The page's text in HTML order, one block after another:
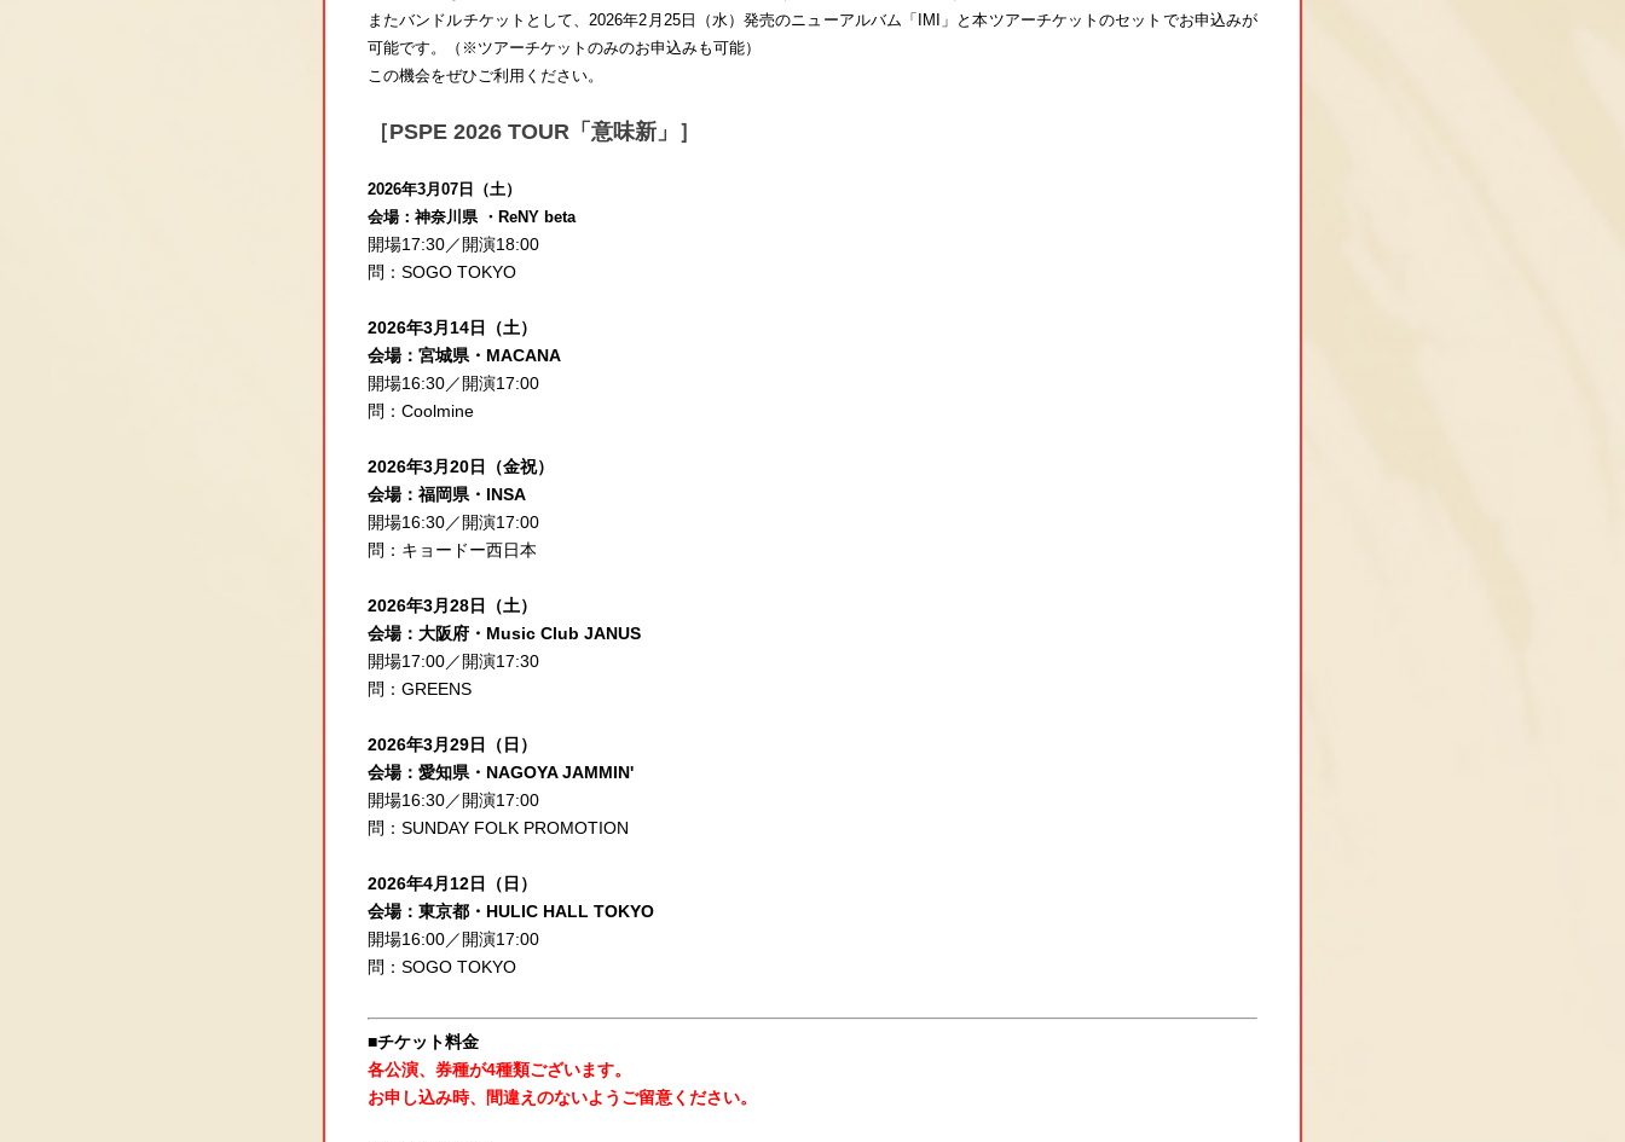
またバンドルチケットとして、2026年2月25日（水）発売のニューアルバム「IMI」と本ツアーチケットのセットでお申込みが
可能です。（※ツアーチケットのみのお申込みも可能）
この機会をぜひご利用ください。
［PSPE 2026 TOUR「意味新」］
2026年3月07日（土）
会場：神奈川県 ・ReNY beta
開場17:30／開演18:00
問：SOGO TOKYO
2026年3月14日（土）
会場：宮城県・MACANA
開場16:30／開演17:00
問：Coolmine
2026年3月20日（金祝）
会場：福岡県・INSA
開場16:30／開演17:00
問：キョードー西日本
2026年3月28日（土）
会場：大阪府・Music Club JANUS
開場17:00／開演17:30
問：GREENS
2026年3月29日（日）
会場：愛知県・NAGOYA JAMMIN'
開場16:30／開演17:00
問：SUNDAY FOLK PROMOTION
2026年4月12日（日）
会場：東京都・HULIC HALL TOKYO
開場16:00／開演17:00
問：SOGO TOKYO
■チケット料金
各公演、券種が4種類ございます。
お申し込み時、間違えのないようご留意ください。